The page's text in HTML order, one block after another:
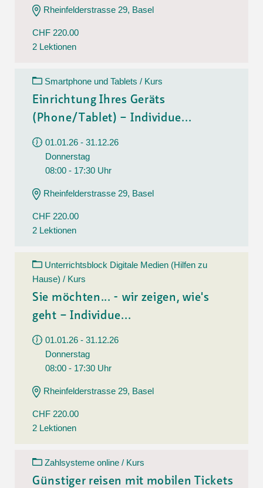
Rheinfelderstrasse 29, Basel
CHF 220.00
2 Lektionen
Smartphone und Tablets / Kurs
Einrichtung Ihres Geräts
(Phone/Tablet) – Individue...
01.01.26 - 31.12.26
Donnerstag
08:00 - 17:30 Uhr
Rheinfelderstrasse 29, Basel
CHF 220.00
2 Lektionen
Unterrichtsblock Digitale Medien (Hilfen zu
Hause) / Kurs
Sie möchten... - wir zeigen, wie's
geht – Individue...
01.01.26 - 31.12.26
Donnerstag
08:00 - 17:30 Uhr
Rheinfelderstrasse 29, Basel
CHF 220.00
2 Lektionen
Zahlsysteme online / Kurs
Günstiger reisen mit mobilen Tickets